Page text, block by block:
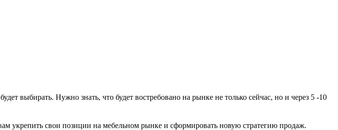
выбирать. Нужно знать, что будет востребовано на рынке не только сейчас, но и через 5 -10
укрепить свои позиции на мебельном рынке и сформировать новую стратегию продаж.